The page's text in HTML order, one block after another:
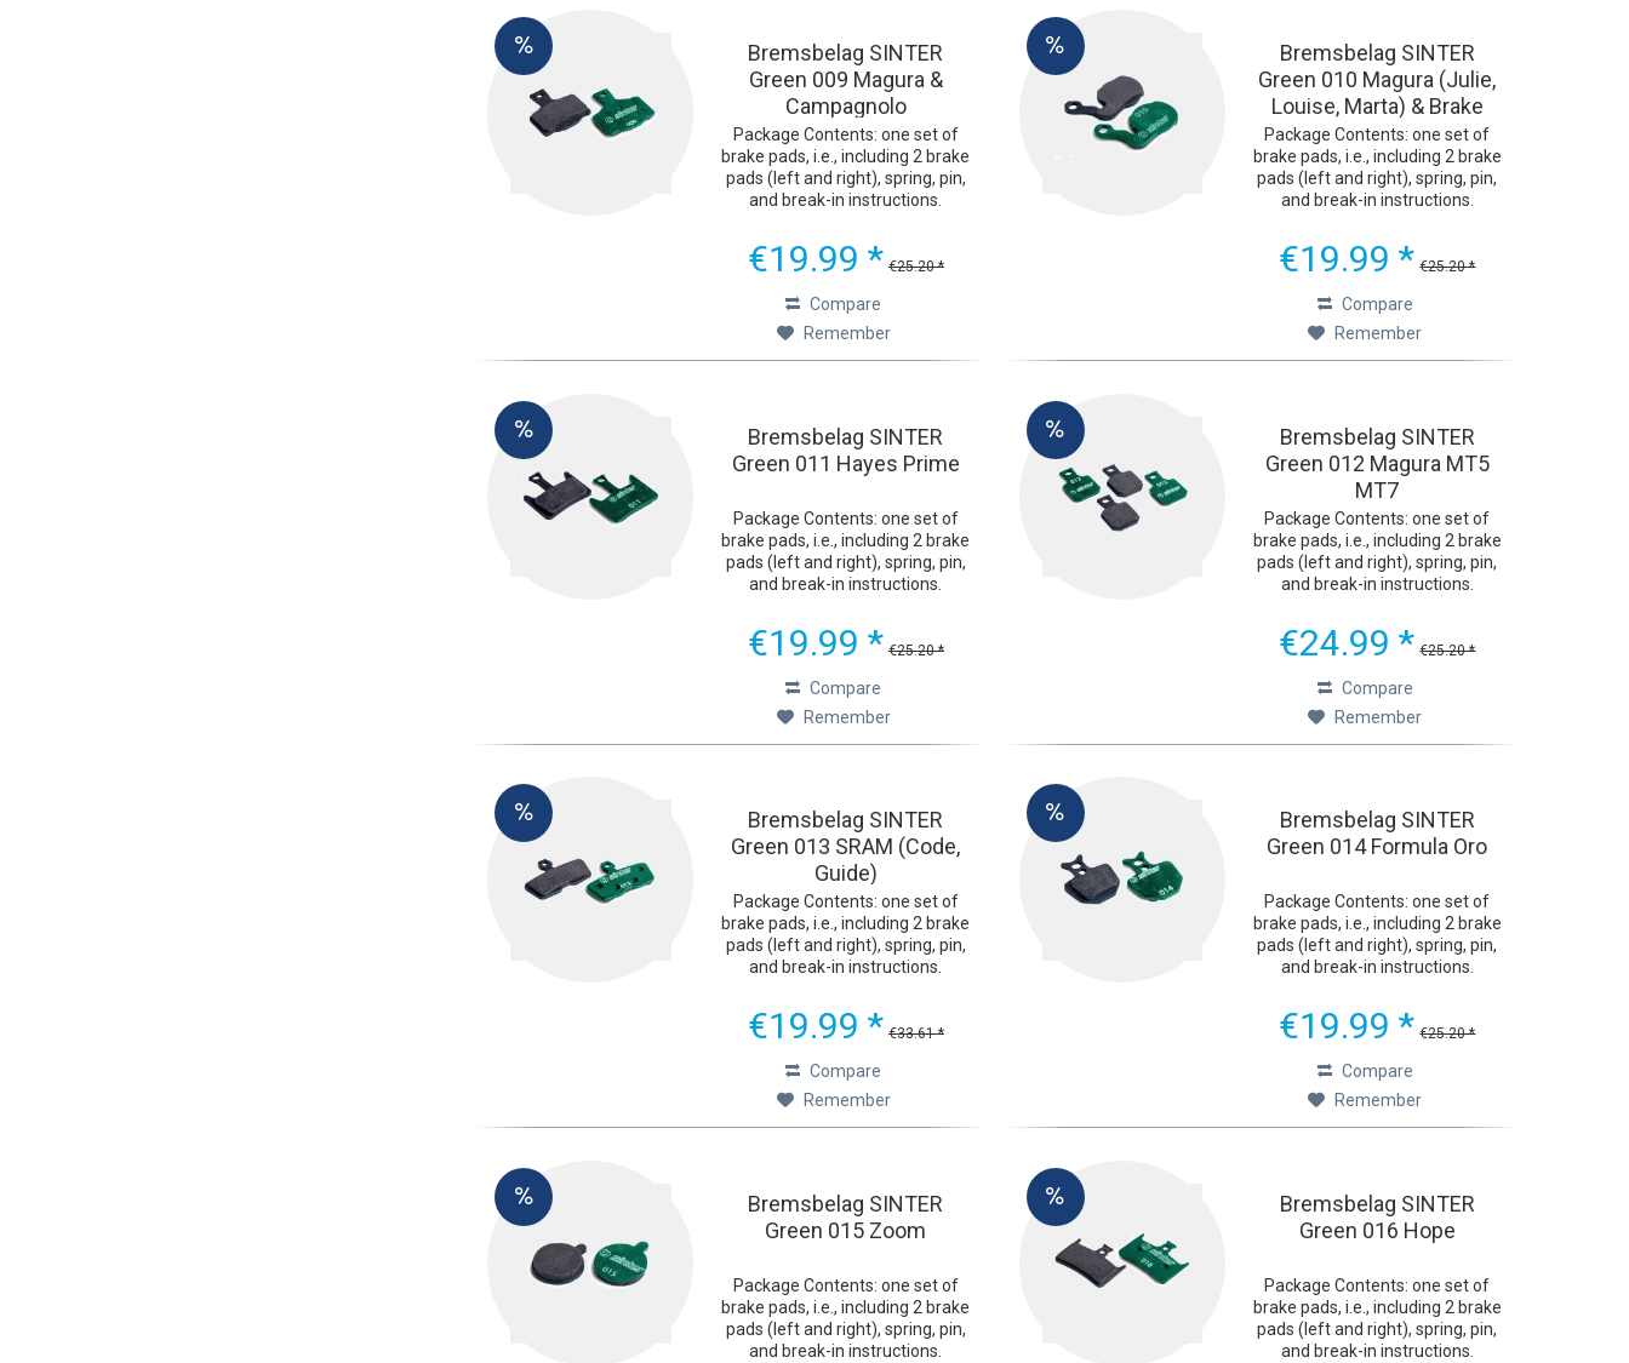
Bremsbelag SINTER
Green 009 Magura &
Campagnolo
Package Contents: one set of
brake pads, i.e., including 2 brake
pads (left and right), spring, pin,
and break-in instructions.
The green Sinter 2032 bicycle
brake pads were developed with
€19.99 * €25.20 *
Compare
Remember
Bremsbelag SINTER
Green 010 Magura (Julie,
Louise, Marta) & Brake
Force One
Package Contents: one set of
brake pads, i.e., including 2 brake
pads (left and right), spring, pin,
and break-in instructions.
The green Sinter 2032 bicycle
brake pads were developed with
€19.99 * €25.20 *
Compare
Remember
Bremsbelag SINTER
Green 011 Hayes Prime
Package Contents: one set of
brake pads, i.e., including 2 brake
pads (left and right), spring, pin,
and break-in instructions.
The green Sinter 2032 bicycle
brake pads were developed with
€19.99 * €25.20 *
Compare
Remember
Bremsbelag SINTER
Green 012 Magura MT5
MT7
Package Contents: one set of
brake pads, i.e., including 2 brake
pads (left and right), spring, pin,
and break-in instructions.
The green Sinter 2032 bicycle
brake pads were developed with
€24.99 * €25.20 *
Compare
Remember
Bremsbelag SINTER
Green 013 SRAM (Code,
Guide)
Package Contents: one set of
brake pads, i.e., including 2 brake
pads (left and right), spring, pin,
and break-in instructions.
The green Sinter 2032 bicycle
brake pads were developed with
€19.99 * €33.61 *
Compare
Remember
Bremsbelag SINTER
Green 014 Formula Oro
Package Contents: one set of
brake pads, i.e., including 2 brake
pads (left and right), spring, pin,
and break-in instructions.
The green Sinter 2032 bicycle
brake pads were developed with
€19.99 * €25.20 *
Compare
Remember
Bremsbelag SINTER
Green 015 Zoom
Package Contents: one set of
brake pads, i.e., including 2 brake
pads (left and right), spring, pin,
and break-in instructions.
Bremsbelag SINTER
Green 016 Hope
Package Contents: one set of
brake pads, i.e., including 2 brake
pads (left and right), spring, pin,
and break-in instructions.